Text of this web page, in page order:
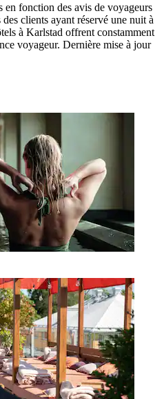
en fonction des avis de voyageurs
clients ayant réservé une nuit à
à Karlstad offrent constamment
voyageur. Dernière mise à jour